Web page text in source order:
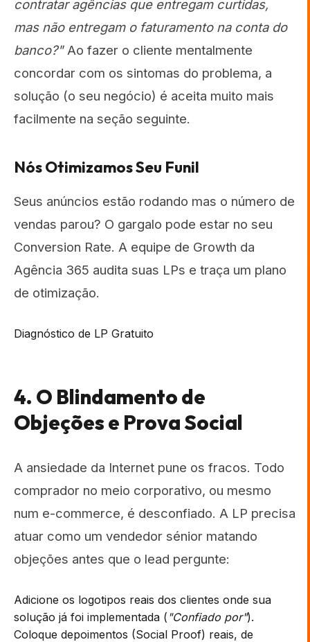
contratar agências que entregam curtidas,
mas não entregam o faturamento na conta do
banco?"Ao fazer o cliente mentalmente
concordar com os sintomas do problema, a
solução (o seu negócio) é aceita muito mais
facilmente na seção seguinte.
Nós Otimizamos Seu Funil
Seus anúncios estão rodando mas o número de
vendas parou? O gargalo pode estar no seu
Conversion Rate. A equipe de Growth da
Agência 365 audita suas LPs e traça um plano
de otimização.
Diagnóstico de LP Gratuito
4. O Blindamento de
Objeções e Prova Social
A ansiedade da Internet pune os fracos. Todo
comprador no meio corporativo, ou mesmo
num e-commerce, é desconfiado. A LP precisa
atuar como um vendedor sénior matando
objeções antes que o lead pergunte:
Adicione os logotipos reais dos clientes onde sua
solução já foi implementada ( "Confiado por").
Coloque depoimentos (Social Proof) reais, de